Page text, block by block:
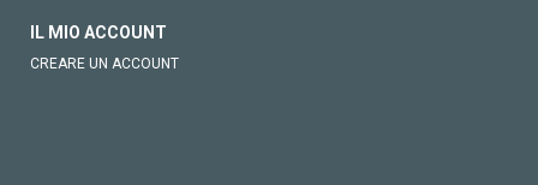
IL MIO ACCOUNT
CREARE UN ACCOUNT